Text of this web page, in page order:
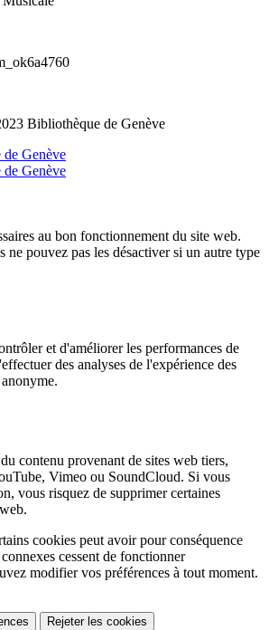
Bibliothèque de Genève
au bon fonctionnement du site web.
ne pouvez pas les désactiver si un autre type
et d'améliorer les performances de
des analyses de l'expérience des
contenu provenant de sites web tiers,
Vimeo ou SoundCloud. Si vous
vous risquez de supprimer certaines
cookies peut avoir pour conséquence
cessent de fonctionner
modifier vos préférences à tout moment.
Rejeter les cookies